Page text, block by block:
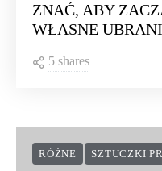
ZNAĆ, ABY
WŁASNE
5 shares
RÓŻNE SZTUCZKI